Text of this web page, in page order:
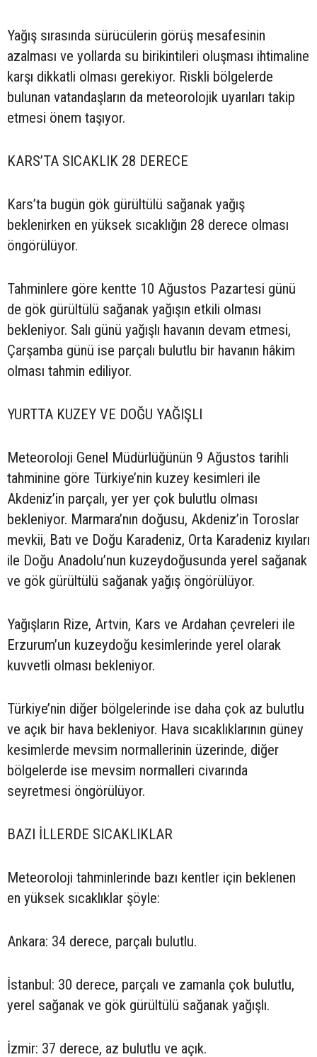
Yağış sırasında sürücülerin görüş mesafesinin
azalması ve yollarda su birikintileri oluşması ihtimaline
karşı dikkatli olması gerekiyor. Riskli bölgelerde
bulunan vatandaşların da meteorolojik uyarıları takip
etmesi önem taşıyor.
KARS’TA SICAKLIK 28 DERECE
Kars’ta bugün gök gürültülü sağanak yağış
beklenirken en yüksek sıcaklığın 28 derece olması
öngörülüyor.
Tahminlere göre kentte 10 Ağustos Pazartesi günü
de gök gürültülü sağanak yağışın etkili olması
bekleniyor. Salı günü yağışlı havanın devam etmesi,
Çarşamba günü ise parçalı bulutlu bir havanın hâkim
olması tahmin ediliyor.
YURTTA KUZEY VE DOĞU YAĞIŞLI
Meteoroloji Genel Müdürlüğünün 9 Ağustos tarihli
tahminine göre Türkiye’nin kuzey kesimleri ile
Akdeniz’in parçalı, yer yer çok bulutlu olması
bekleniyor. Marmara’nın doğusu, Akdeniz’in Toroslar
mevkii, Batı ve Doğu Karadeniz, Orta Karadeniz kıyıları
ile Doğu Anadolu’nun kuzeydoğusunda yerel sağanak
ve gök gürültülü sağanak yağış öngörülüyor.
Yağışların Rize, Artvin, Kars ve Ardahan çevreleri ile
Erzurum’un kuzeydoğu kesimlerinde yerel olarak
kuvvetli olması bekleniyor.
Türkiye’nin diğer bölgelerinde ise daha çok az bulutlu
ve açık bir hava bekleniyor. Hava sıcaklıklarının güney
kesimlerde mevsim normallerinin üzerinde, diğer
bölgelerde ise mevsim normalleri civarında
seyretmesi öngörülüyor.
BAZI İLLERDE SICAKLIKLAR
Meteoroloji tahminlerinde bazı kentler için beklenen
en yüksek sıcaklıklar şöyle:
Ankara: 34 derece, parçalı bulutlu.
İstanbul: 30 derece, parçalı ve zamanla çok bulutlu,
yerel sağanak ve gök gürültülü sağanak yağışlı.
İzmir: 37 derece, az bulutlu ve açık.